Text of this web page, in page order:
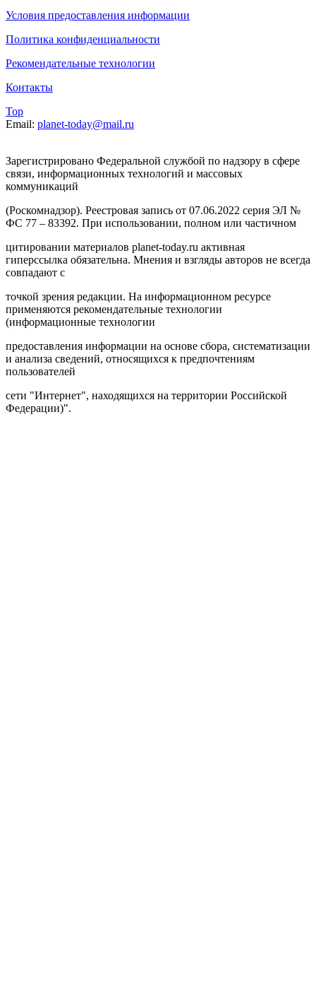
Условия предоставления информации
Политика конфиденциальности
Рекомендательные технологии
Контакты
Top
Email: planet-today@mail.ru
Зарегистрировано Федеральной службой по надзору в сфере
связи, информационных технологий и массовых
коммуникаций
(Роскомнадзор). Реестровая запись от 07.06.2022 серия ЭЛ №
ФС 77 – 83392. При использовании, полном или частичном
цитировании материалов planet-today.ru активная
гиперссылка обязательна. Мнения и взгляды авторов не всегда
совпадают с
точкой зрения редакции. На информационном ресурсе
применяются рекомендательные технологии
(информационные технологии
предоставления информации на основе сбора, систематизации
и анализа сведений, относящихся к предпочтениям
пользователей
сети "Интернет", находящихся на территории Российской
Федерации)".